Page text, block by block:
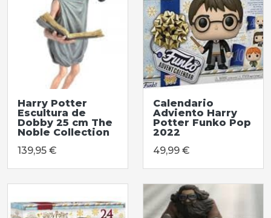
Harry Potter
Escultura de
Dobby 25 cm The
Noble Collection
139,95 €
Calendario
Adviento Harry
Potter Funko Pop
2022
49,99 €